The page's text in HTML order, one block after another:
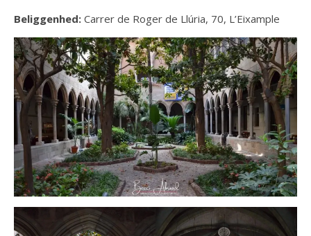
Beliggenhed: Carrer de Roger de Llúria, 70, L’Eixample